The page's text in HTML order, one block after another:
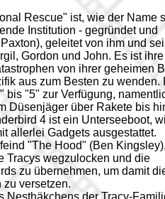
Rescue" ist, wie der Name
Institution - gegründet und
geleitet von ihm und
Gordon und John. Es ist ihre
von ihrer geheimen
aus zum Besten zu wenden.
bis "5" zur Verfügung,
Düsenjäger über Rakete bis
4 ist ein Unterseeboot,
allerlei Gadgets ausgestattet.
"The Hood" (Ben
Tracys wegzulocken und die
zu übernehmen, um damit
zu versetzen.
Nesthäkchens der Tracy-